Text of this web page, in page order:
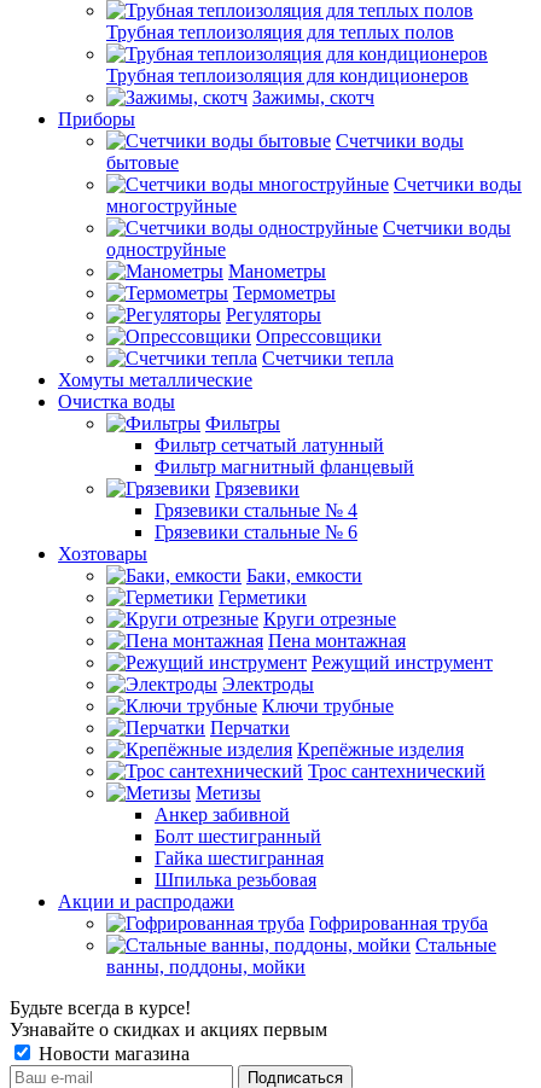
Трубная теплоизоляция для теплых полов
Трубная теплоизоляция для кондиционеров
Зажимы, скотч
Приборы
Счетчики воды
бытовые
Счетчики воды
многоструйные
Счетчики воды
одноструйные
Манометры
Термометры
Регуляторы
Опрессовщики
Счетчики тепла
Хомуты металлические
Очистка воды
Фильтры
Фильтр сетчатый латунный
Фильтр магнитный фланцевый
Грязевики
Грязевики стальные № 4
Грязевики стальные № 6
Хозтовары
Баки, емкости
Герметики
Круги отрезные
Пена монтажная
Режущий инструмент
Электроды
Ключи трубные
Перчатки
Крепёжные изделия
Трос сантехнический
Метизы
Анкер забивной
Болт шестигранный
Гайка шестигранная
Шпилька резьбовая
Акции и распродажи
Гофрированная труба
Стальные
ванны, поддоны, мойки
Будьте всегда в курсе!
Узнавайте о скидках и акциях первым
Новости магазина